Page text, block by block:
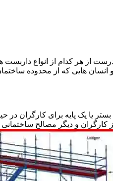
از هر کدام از انواع
هایی که از محدوده
یا یک پایه برای کارگران در
کارگران و دیگر مصالح